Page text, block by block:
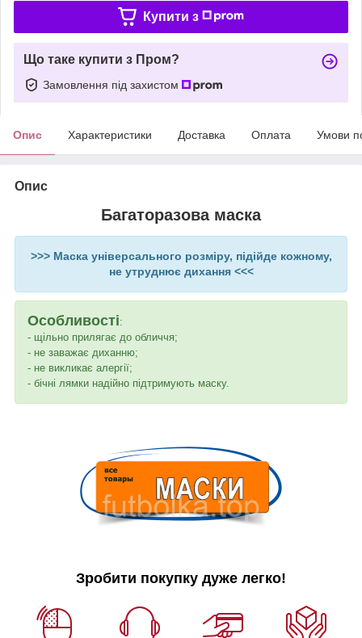
Купити з
Що таке купити з Пром?
Замовлення під захистом
Опис Характеристики Доставка Оплата Умови
Опис
Багаторазова маска
>>> Маска універсального розміру, підійде кожному,
не утруднює дихання <<<
Особливості:
- щільно прилягає до обличчя;
- не заважає диханню;
- не викликає алергії;
- бічні лямки надійно підтримують маску.
Зробити покупку дуже легко!